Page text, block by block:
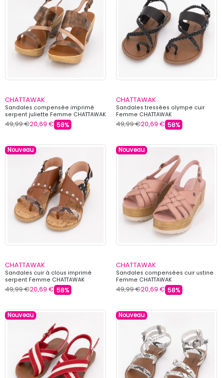
CHATTAWAK
Sandales compensée imprimé
serpent juliette Femme CHATTAWAK
49,99 €20,69 € 58%
CHATTAWAK
Sandales tressées olympe cuir
Femme CHATTAWAK
49,99 €20,69 € 58%
Nouveau
CHATTAWAK
Sandales cuir à clous imprimé
serpent Femme CHATTAWAK
49,99 €20,69 € 58%
Nouveau
CHATTAWAK
Sandales compensées cuir ustine
Femme CHATTAWAK
49,99 €20,69 € 58%
Nouveau Nouveau